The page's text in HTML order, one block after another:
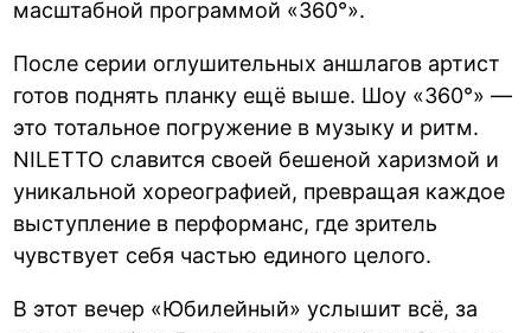
масштабной программой «360°».
После серии оглушительных аншлагов артист
готов поднять планку ещё выше. Шоу «360°» —
это тотальное погружение в музыку и ритм.
NILETTO славится своей бешеной харизмой и
уникальной хореографией, превращая каждое
выступление в перформанс, где зритель
чувствует себя частью единого целого.
В этот вечер «Юбилейный» услышит всё, за